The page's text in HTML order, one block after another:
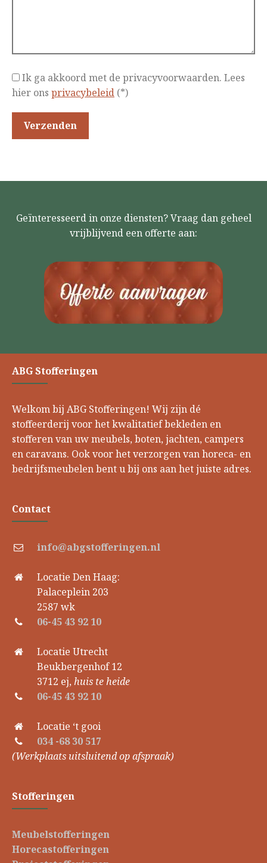
Ik ga akkoord met de privacyvoorwaarden. Lees
hier ons privacybeleid (*)
Geïnteresseerd in onze diensten? Vraag dan geheel
vrijblijvend een offerte aan:
ABG Stofferingen
Welkom bij ABG Stofferingen! Wij zijn dé
stoffeerderij voor het kwalitatief bekleden en
stofferen van uw meubels, boten, jachten, campers
en caravans. Ook voor het verzorgen van horeca- en
bedrijfsmeubelen bent u bij ons aan het juiste adres.
Contact
info@abgstofferingen.nl
Locatie Den Haag:
Palaceplein 203
2587 wk
06-45 43 92 10
Locatie Utrecht
Beukbergenhof 12
3712 ej, huis te heide
06-45 43 92 10
Locatie ‘t gooi
034 -68 30 517
(Werkplaats uitsluitend op afspraak)
Stofferingen
Meubelstofferingen
Horecastofferingen